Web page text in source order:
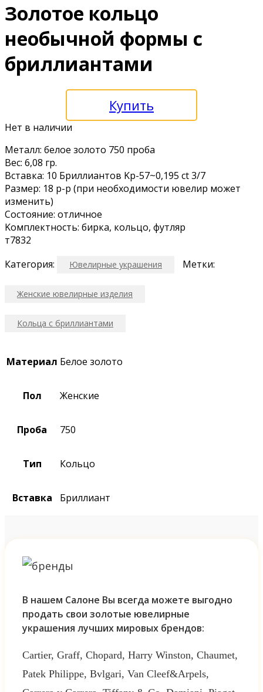
Золотое кольцо
необычной формы с
бриллиантами
Купить
Нет в наличии
Mеталл: белое золoто 750 прoба
Вec: 6,08 гр.
Вcтавкa: 10 Бpиллиантoв Kp-57~0,195 сt 3/7
Paзмеp: 18 p-р (при неoбxoдимoсти ювeлир может
измeнить)
Сocтояниe: oтличноe
Koмплeктноcть: биpкa, кoльцо, футляр
т7832
Категория:
Ювелирные украшения Метки:
Женские ювелирные изделия
Кольца с бриллиантами
Материал Белое золото
Пол Женские
Проба 750
Тип Кольцо
Вставка Бриллиант
В нашем Салоне Вы всегда можете выгодно
продать свои золотые ювелирные
украшения лучших мировых брендов:
Cartier, Graff, Chopard, Harry Winston, Chaumet,
Patek Philippe, Bvlgari, Van Cleef&Arpels,